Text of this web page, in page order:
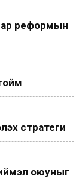
реформын
стратеги
оюуныг